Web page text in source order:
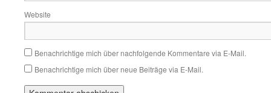
Website
Benachrichtige mich über nachfolgende Kommentare via E-Mail.
Benachrichtige mich über neue Beiträge via E-Mail.